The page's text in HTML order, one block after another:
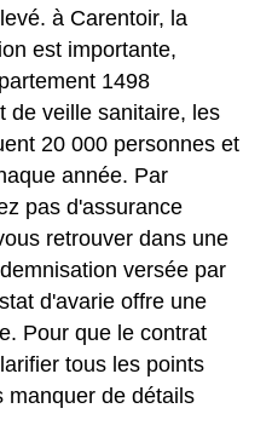
à Carentoir, la
est importante,
1498
de veille sanitaire, les
20 000 personnes et
année. Par
pas d'assurance
retrouver dans une
versée par
d'avarie offre une
Pour que le contrat
tous les points
manquer de détails